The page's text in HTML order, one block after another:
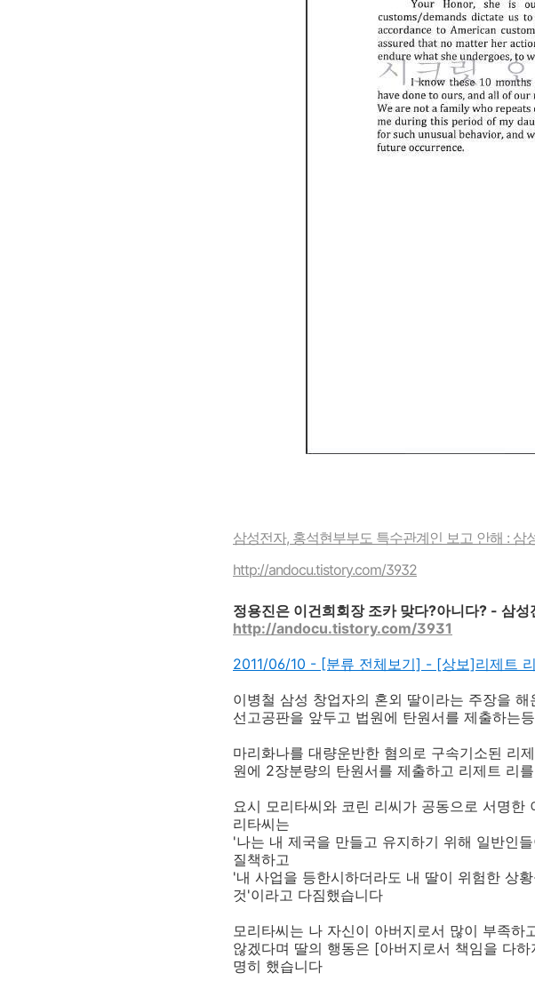
삼성전자, 홍석현부부도 특수관계인 보고 안해 : 삼
http://andocu.tistory.com/3932
정용진은 이건희회장 조카 맞다?아니다? - 삼
http://andocu.tistory.com/3931
2011/06/10 - [분류 전체보기] - [상보]리제트
이병철 삼성 창업자의 혼외 딸이라는 주장을
선고공판을 앞두고 법원에 탄원서를 제출하는
마리화나를 대량운반한 혐의로 구속기소된 리
원에 2장분량의 탄원서를 제출하고 리제트 리
요시 모리타씨와 코린 리씨가 공동으로 서명
리타씨는
'나는 내 제국을 만들고 유지하기 위해 일반인
질책하고
'내 사업을 등한시하더라도 내 딸이 위험한 상
것'이라고 다짐했습니다
모리타씨는 나 자신이 아버지로서 많이 부족
않겠다며 딸의 행동은 [아버지로서 책임을 다
명히 했습니다